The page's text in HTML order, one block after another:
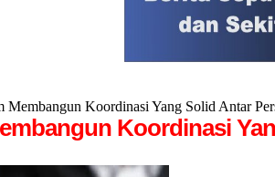
Koordinasi Yang Solid Antar
Koordinasi